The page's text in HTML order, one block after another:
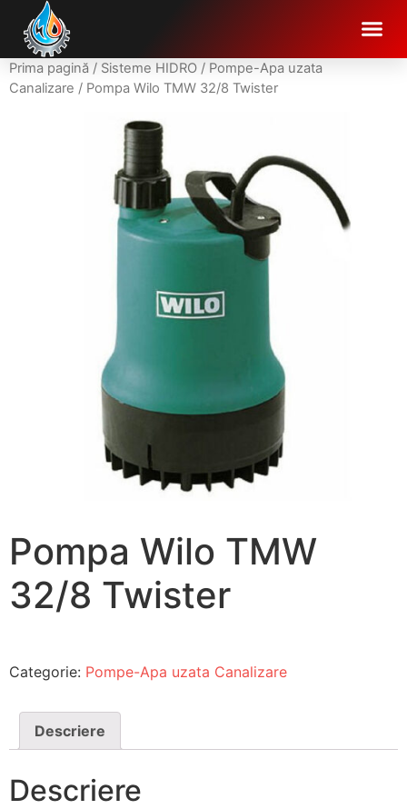
Prima pagină / Sisteme HIDRO / Pompe-Apa uzata
Canalizare / Pompa Wilo TMW 32/8 Twister
Pompa Wilo TMW
32/8 Twister
Categorie: Pompe-Apa uzata Canalizare
Descriere
Descriere